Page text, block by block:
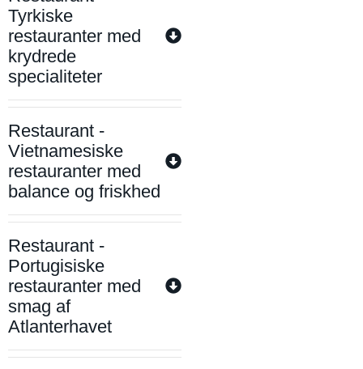
Tyrkiske
restauranter med
krydrede
specialiteter
Restaurant -
Vietnamesiske
restauranter med
balance og friskhed
Restaurant -
Portugisiske
restauranter med
smag af
Atlanterhavet